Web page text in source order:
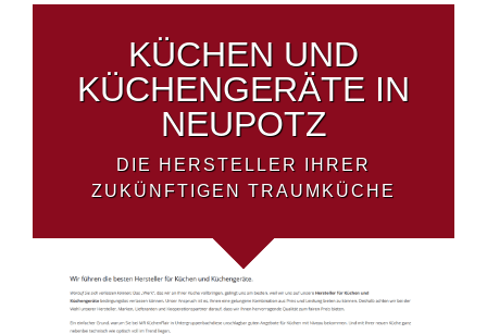
KÜCHEN UND
KÜCHENGERÄTE IN
NEUPOTZ
DIE HERSTELLER IHRER
ZUKÜNFTIGEN TRAUMKÜCHE